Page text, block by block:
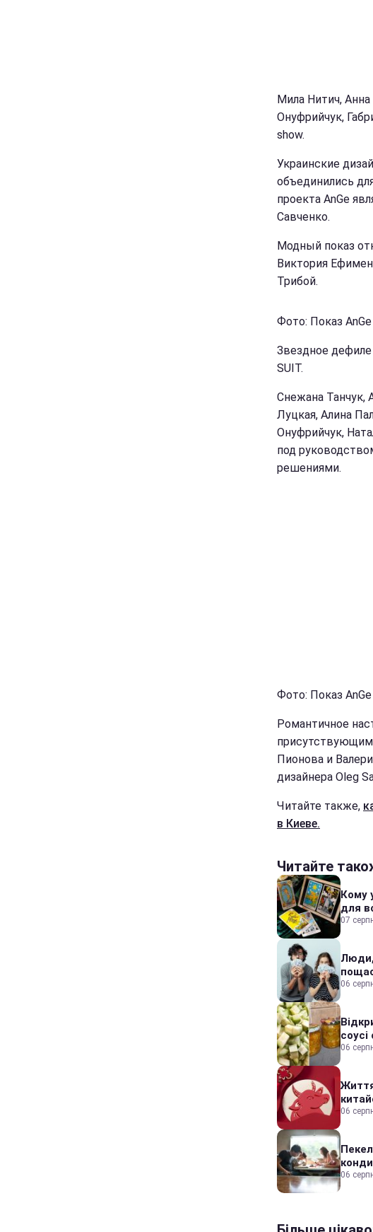
Мила Нитич,
Онуфрийчук,
show.
Украинские
объединились
проекта AnGe
Савченко.
Модный показ
Виктория
Трибой.
Фото: Показ
Звездное дефиле
SUIT.
Снежана Танчук,
Луцкая, Алина
Онуфрийчук,
под
решениями.
Фото: Показ
Романтичное
присутствующим
Пионова и
дизайнера Oleg
Читайте также,
в Киеве.
Читайте
Кому
для
07
Люди,
06
соусі
06
06
06